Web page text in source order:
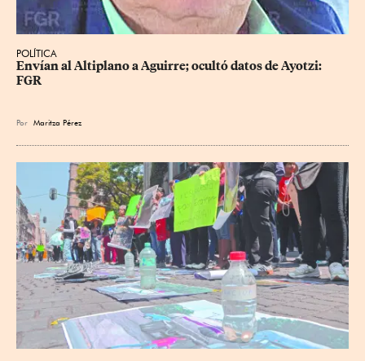
POLÍTICA
Envían al Altiplano a Aguirre; ocultó datos de Ayotzi:
FGR
Por Maritza Pérez